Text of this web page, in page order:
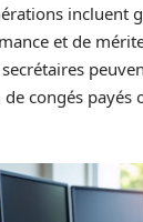
incluent
et de
congés payés